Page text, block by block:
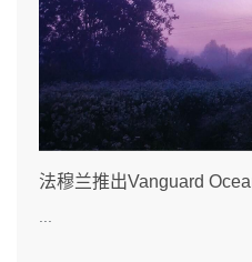
法穆兰推出Vanguard